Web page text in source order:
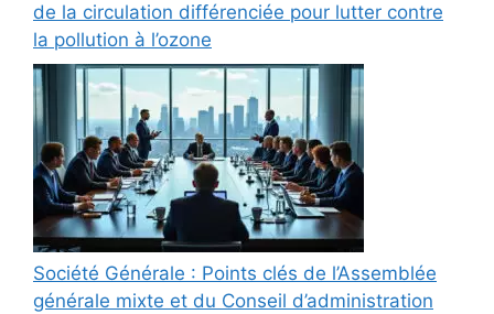
de la circulation différenciée pour lutter contre
la pollution à l’ozone
Société Générale : Points clés de l’Assemblée
générale mixte et du Conseil d’administration